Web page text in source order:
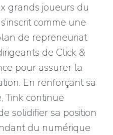
grands joueurs du
comme une
de repreneuriat
de Click &
pour assurer la
En renforçant sa
Tink continue
solidifier sa position
du numérique